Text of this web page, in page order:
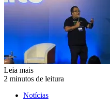
Leia mais
2 minutos de leitura
Notícias